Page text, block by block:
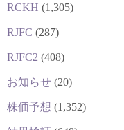
RCKH (1,305)
RJFC (287)
RJFC2 (408)
お知らせ (20)
株価予想 (1,352)